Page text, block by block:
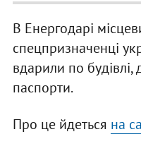
В Енергодарі
спецпризначенці
вдарили по будівлі,
паспорти.
Про це йдеться на